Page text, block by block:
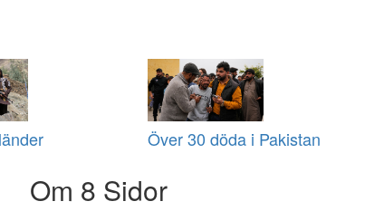
Över 30 döda i Pakistan
Om 8 Sidor